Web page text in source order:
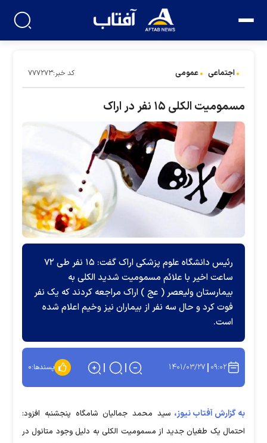
اجتماعی عمومی کد خبر:۷۷۷۲۷۳
مسمومیت الکلی ۱۵ نفر در اراک
رئیس دانشگاه علوم پزشکی اراک گفت: ۱۵ نفر طی ۷۲
ساعت اخیر با علائم مسمومیت شدید الکلی به
بیمارستان ولیعصر ( عج ) اراک مراجعه کردند که یک نفر
فوت کرد و حال سه نفر از بیماران نیز وخیم اعلام شده
است.
۰۹:۰۲ ۱۴۰۱/۰۳/۲۷ پسندها:۰
به گزارش آفتاب نیوز، سید محمد جمالیان شامگاه پنجشنبه افزود:
احتمال یک طغیان جدید از مسمومیت الکلی به دلیل وجود متانول در